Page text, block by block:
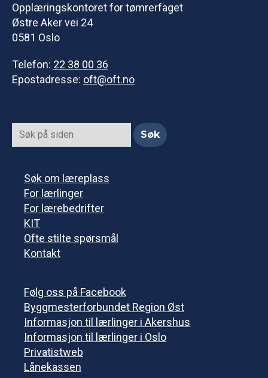
Opplæringskontoret for tømrerfaget
Østre Aker vei 24
0581 Oslo
Telefon: 22 38 00 36
Epostadresse: oft@oft.no
Søk om læreplass
For lærlinger
For lærebedrifter
KIT
Ofte stilte spørsmål
Kontakt
Følg oss på Facebook
Byggmesterforbundet Region Øst
Informasjon til lærlinger i Akershus
Informasjon til lærlinger i Oslo
Privatistweb
Lånekassen